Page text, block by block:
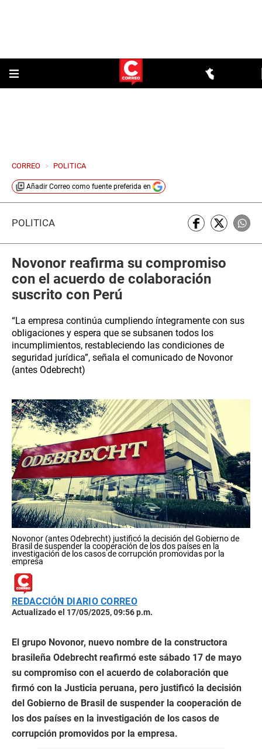
CORREO > POLITICA
Añadir Correo como fuente preferida en
POLÍTICA
Novonor reafirma su compromiso
con el acuerdo de colaboración
suscrito con Perú
“La empresa continúa cumpliendo íntegramente con sus
obligaciones y espera que se subsanen todos los
incumplimientos, restableciendo las condiciones de
seguridad jurídica”, señala el comunicado de Novonor
(antes Odebrecht)
Novonor (antes Odebrecht) justificó la decisión del Gobierno de
Brasil de suspender la cooperación de los dos países en la
investigación de los casos de corrupción promovidas por la
empresa
REDACCIÓN DIARIO CORREO
Actualizado el 17/05/2025, 09:56 p.m.
El grupo Novonor, nuevo nombre de la constructora
brasileña Odebrecht reafirmó este sábado 17 de mayo
su compromiso con el acuerdo de colaboración que
firmó con la Justicia peruana, pero justificó la decisión
del Gobierno de Brasil de suspender la cooperación de
los dos países en la investigación de los casos de
corrupción promovidos por la empresa.